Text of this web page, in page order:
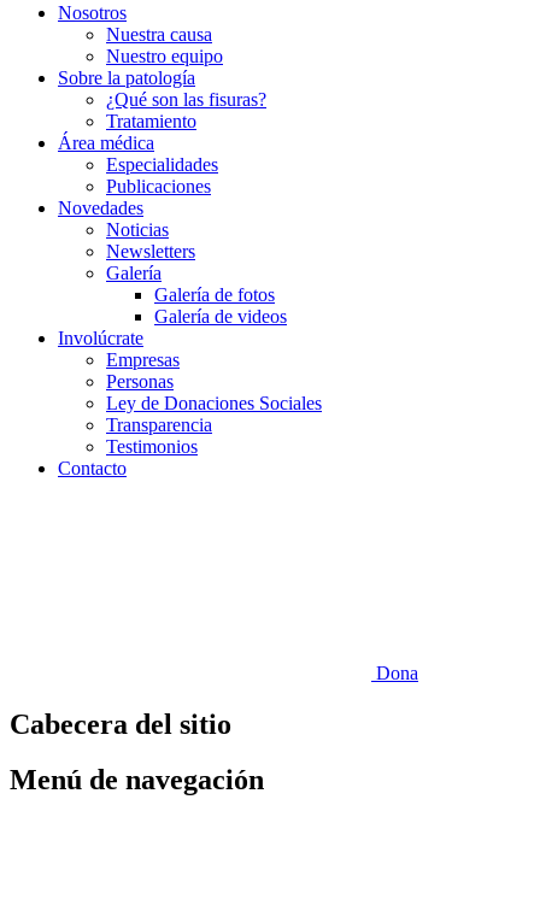
Nosotros
Nuestra causa
Nuestro equipo
Sobre la patología
¿Qué son las fisuras?
Tratamiento
Área médica
Especialidades
Publicaciones
Novedades
Noticias
Newsletters
Galería
Galería de fotos
Galería de videos
Involúcrate
Empresas
Personas
Ley de Donaciones Sociales
Transparencia
Testimonios
Contacto
Dona
Cabecera del sitio
Menú de navegación